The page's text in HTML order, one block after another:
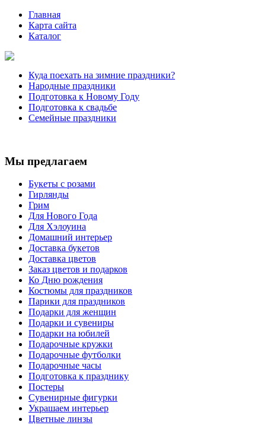
Главная
Карта сайта
Каталог
Куда поехать на зимние праздники?
Народные праздники
Подготовка к Новому Году
Подготовка к свадьбе
Семейные праздники
Мы предлагаем
Букеты с розами
Гирлянды
Грим
Для Нового Года
Для Хэлоуина
Домашний интерьер
Доставка букетов
Доставка цветов
Заказ цветов и подарков
Ко Дню рождения
Костюмы для праздников
Парики для праздников
Подарки для женщин
Подарки и сувениры
Подарки на юбилей
Подарочные кружки
Подарочные футболки
Подарочные часы
Подготовка к празднику
Постеры
Сувенирные фигурки
Украшаем интерьер
Цветные линзы